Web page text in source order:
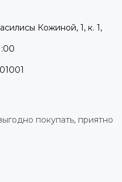
Кожиной, 1, к. 1,
покупать, приятно